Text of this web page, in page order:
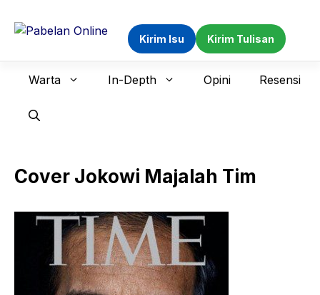
Kirim Isu Kirim Tulisan
Warta In-Depth Opini Resensi
Cover Jokowi Majalah Tim